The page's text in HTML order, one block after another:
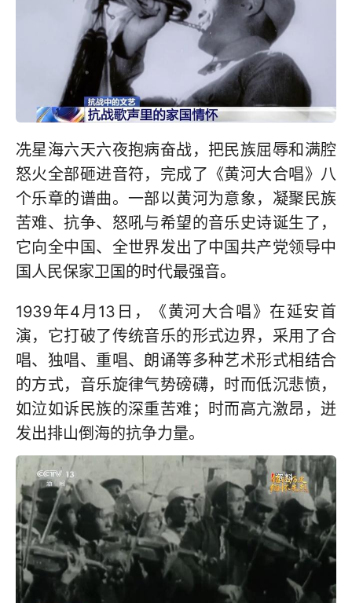
冼星海六天六夜抱病奋战，把民族屈辱和满腔
怒火全部砸进音符，完成了《黄河大合唱》八
个乐章的谱曲。一部以黄河为意象，凝聚民族
苦难、抗争、怒吼与希望的音乐史诗诞生了，
它向全中国、全世界发出了中国共产党领导中
国人民保家卫国的时代最强音。
1939年4月13日，《黄河大合唱》在延安首
演，它打破了传统音乐的形式边界，采用了合
唱、独唱、重唱、朗诵等多种艺术形式相结合
的方式，音乐旋律气势磅礴，时而低沉悲愤，
如泣如诉民族的深重苦难；时而高亢激昂，迸
发出排山倒海的抗争力量。